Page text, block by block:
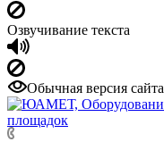
Озвучивание текста
Обычная версия сайта